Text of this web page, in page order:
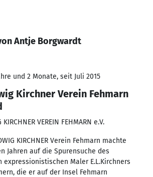
Antje Borgwardt
und 2 Monate, seit Juli 2015
Kirchner Verein Fehmarn
KIRCHNER VEREIN FEHMARN e.V.
KIRCHNER Verein Fehmarn machte
Jahren auf die Spurensuche des
expressionistischen Maler E.L.Kirchners
die er auf der Insel Fehmarn